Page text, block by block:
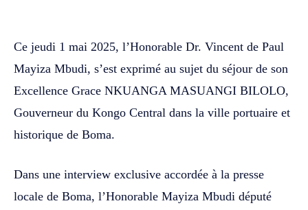
‎Ce jeudi 1 mai 2025, l’Honorable Dr. Vincent de Paul
Mayiza Mbudi, s’est exprimé au sujet du séjour de son
Excellence Grace NKUANGA MASUANGI BILOLO,
Gouverneur du Kongo Central dans la ville portuaire et
historique de Boma. ‎‎
Dans une interview exclusive accordée à la presse
locale de Boma, l’Honorable Mayiza Mbudi député